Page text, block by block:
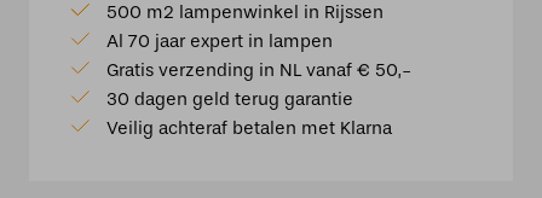
Glow
M5
Tube
aantal
500 m2 lampenwinkel in Rijssen
Al 70 jaar expert in lampen
Gratis verzending in NL vanaf € 50,-
30 dagen geld terug garantie
Veilig achteraf betalen met Klarna